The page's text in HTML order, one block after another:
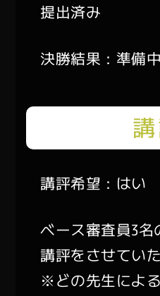
提出済み
決勝結果：準備中
講評希望：はい
ベース審査員3名
講評をさせてい
※どの先生によ